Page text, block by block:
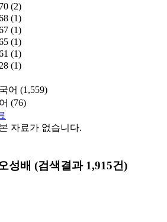
(2)
(1)
(1)
(1)
(1)
(1)
어 (1,559)
(76)
자료가 없습니다.
성배 (검색결과 1,915건)